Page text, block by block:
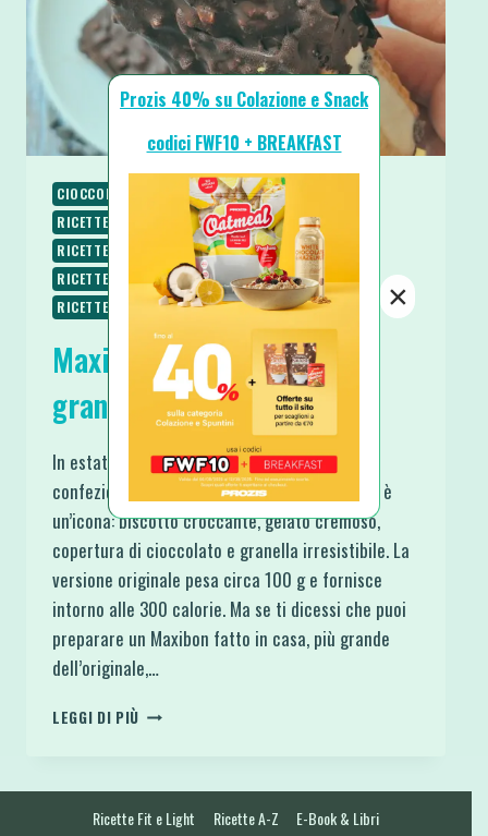
CIOCCOLATO PIATTI FREDDI
RICETTE
RICETTE BASE
RICETTE DOLCI
RICETTE SENZA BURRO
RICETTE SENZA COTTURA
RICETTE SENZA UOVA
RICETTE SENZA ZUCCHERO
RICETTE VEGETARIANE
SPUNTINI E SNACKS
Maxibon fatto in casa: più
grande e con meno calorie
In estate il pensiero corre spesso ai gelati
confezionati più famosi. Tra questi il Maxibon è
un’icona: biscotto croccante, gelato cremoso,
copertura di cioccolato e granella irresistibile. La
versione originale pesa circa 100 g e fornisce
intorno alle 300 calorie. Ma se ti dicessi che puoi
preparare un Maxibon fatto in casa, più grande
dell’originale,…
LEGGI DI PIÙ MAXIBON
GRANDE
Ricette Fit e Light Ricette A-Z E-Book & Libri
Prozis 40% su Colazione e Snack
codici FWF10 + BREAKFAST
×